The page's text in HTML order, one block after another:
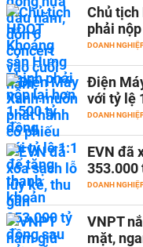
Chủ tịch
phải
DOANH
Điện
với tỷ lệ
DOANH
EVN đã
353.000
DOANH
VNPT
mặt,